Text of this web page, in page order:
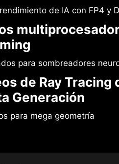
de IA con FP4 y
para sombreadores
de Ray Tracing
Generación
para mega geometría